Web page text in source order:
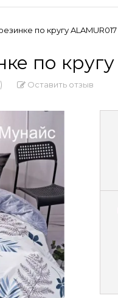
по кругу ALAMUR017
по кругу
Оставить отзыв